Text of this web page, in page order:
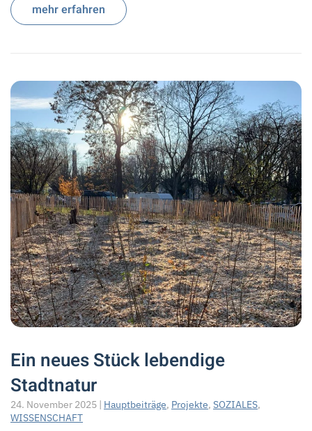
mehr erfahren
Ein neues Stück lebendige
Stadtnatur
24. November 2025 | Hauptbeiträge, Projekte, SOZIALES,
WISSENSCHAFT